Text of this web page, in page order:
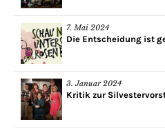
7. Mai 2024
Die Entscheidung ist
3. Januar 2024
Kritik zur